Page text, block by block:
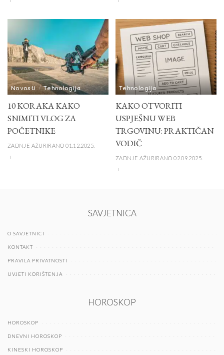
Novosti Tehnologija
10 KORAKA KAKO
SNIMITI VLOG ZA
POČETNIKE
ZADNJE AŽURIRANO 01.12.2025.
Tehnologija
KAKO OTVORITI
USPJEŠNU WEB
TRGOVINU: PRAKTIČAN
VODIČ
ZADNJE AŽURIRANO 02.09.2025.
SAVJETNICA
O SAVJETNICI
KONTAKT
PRAVILA PRIVATNOSTI
UVJETI KORIŠTENJA
HOROSKOP
HOROSKOP
DNEVNI HOROSKOP
KINESKI HOROSKOP